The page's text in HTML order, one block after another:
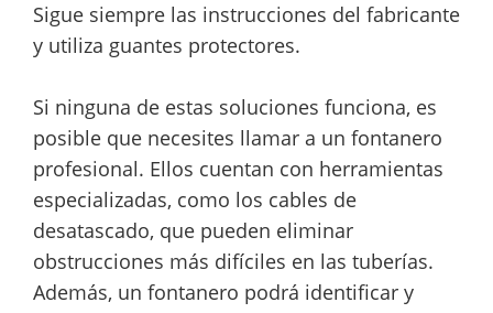
Sigue siempre las instrucciones del fabricante
y utiliza guantes protectores.
Si ninguna de estas soluciones funciona, es
posible que necesites llamar a un fontanero
profesional. Ellos cuentan con herramientas
especializadas, como los cables de
desatascado, que pueden eliminar
obstrucciones más difíciles en las tuberías.
Además, un fontanero podrá identificar y